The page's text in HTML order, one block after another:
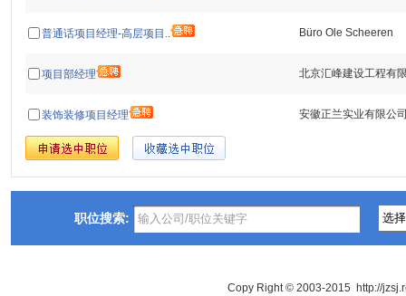
普通话项目经理-高层项目.. Büro Ole Scheeren
项目部经理 北京汇峰建设工程有
装饰装修项目经理 安徽正兰实业有限公
职位搜索:
Copy Right © 2003-2015 http://